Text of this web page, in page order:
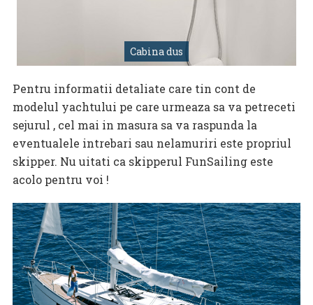
Cabina dus
Pentru informatii detaliate care tin cont de
modelul yachtului pe care urmeaza sa va petreceti
sejurul , cel mai in masura sa va raspunda la
eventualele intrebari sau nelamuriri este propriul
skipper. Nu uitati ca skipperul FunSailing este
acolo pentru voi !